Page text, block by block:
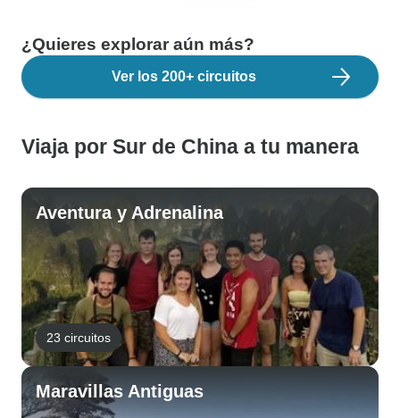
¿Quieres explorar aún más?
Ver los 200+ circuitos
Viaja por Sur de China a tu manera
Aventura y Adrenalina
23 circuitos
Maravillas Antiguas